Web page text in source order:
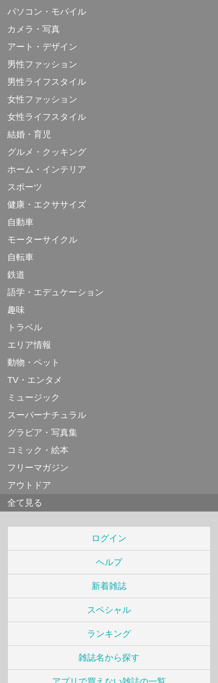
パソコン・モバイル
カメラ・写真
アート・デザイン
男性ファッション
男性ライフスタイル
女性ファッション
女性ライフスタイル
結婚・育児
グルメ・クッキング
ホーム・インテリア
スポーツ
健康・エクササイズ
自動車
モーターサイクル
自転車
鉄道
語学・エデュケーション
趣味
トラベル
エリア情報
動物・ペット
TV・エンタメ
ミュージック
スーパーナチュラル
グラビア・写真集
コミック・絵本
フリーマガジン
アウトドア
全て見る
ログイン
ヘルプ
新着雑誌
スペシャル
ランキング
雑誌名から探す